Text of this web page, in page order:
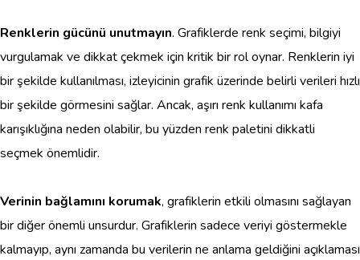
Renklerin gücünü unutmayın. Grafiklerde renk seçimi, bilgiyi
vurgulamak ve dikkat çekmek için kritik bir rol oynar. Renklerin iyi
bir şekilde kullanılması, izleyicinin grafik üzerinde belirli verileri hızlı
bir şekilde görmesini sağlar. Ancak, aşırı renk kullanımı kafa
karışıklığına neden olabilir, bu yüzden renk paletini dikkatli
seçmek önemlidir.
Verinin bağlamını korumak, grafiklerin etkili olmasını sağlayan
bir diğer önemli unsurdur. Grafiklerin sadece veriyi göstermekle
kalmayıp, aynı zamanda bu verilerin ne anlama geldiğini açıklaması